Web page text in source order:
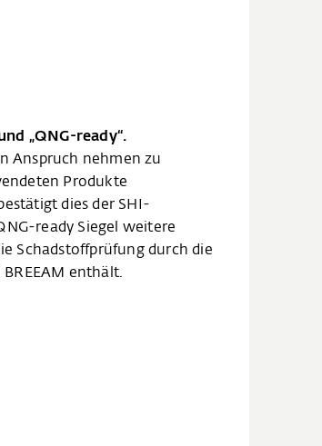
„QNG-ready“.
Anspruch nehmen zu
Produkte
dies der SHI-
ready Siegel weitere
Schadstoffprüfung durch die
enthält.